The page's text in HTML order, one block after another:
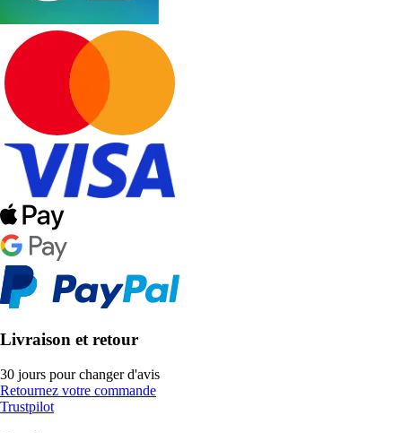
Livraison et retour
30 jours pour changer d'avis
Retournez votre commande
Trustpilot